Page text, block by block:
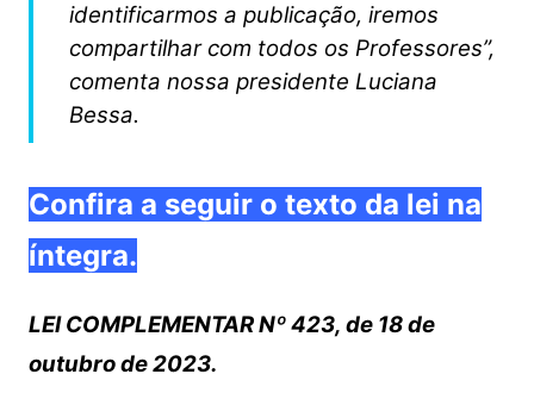
identificarmos a publicação, iremos
compartilhar com todos os Professores”,
comenta nossa presidente Luciana
Bessa.
Confira a seguir o texto da lei na
íntegra.
LEI COMPLEMENTAR Nº 423, de 18 de
outubro de 2023.